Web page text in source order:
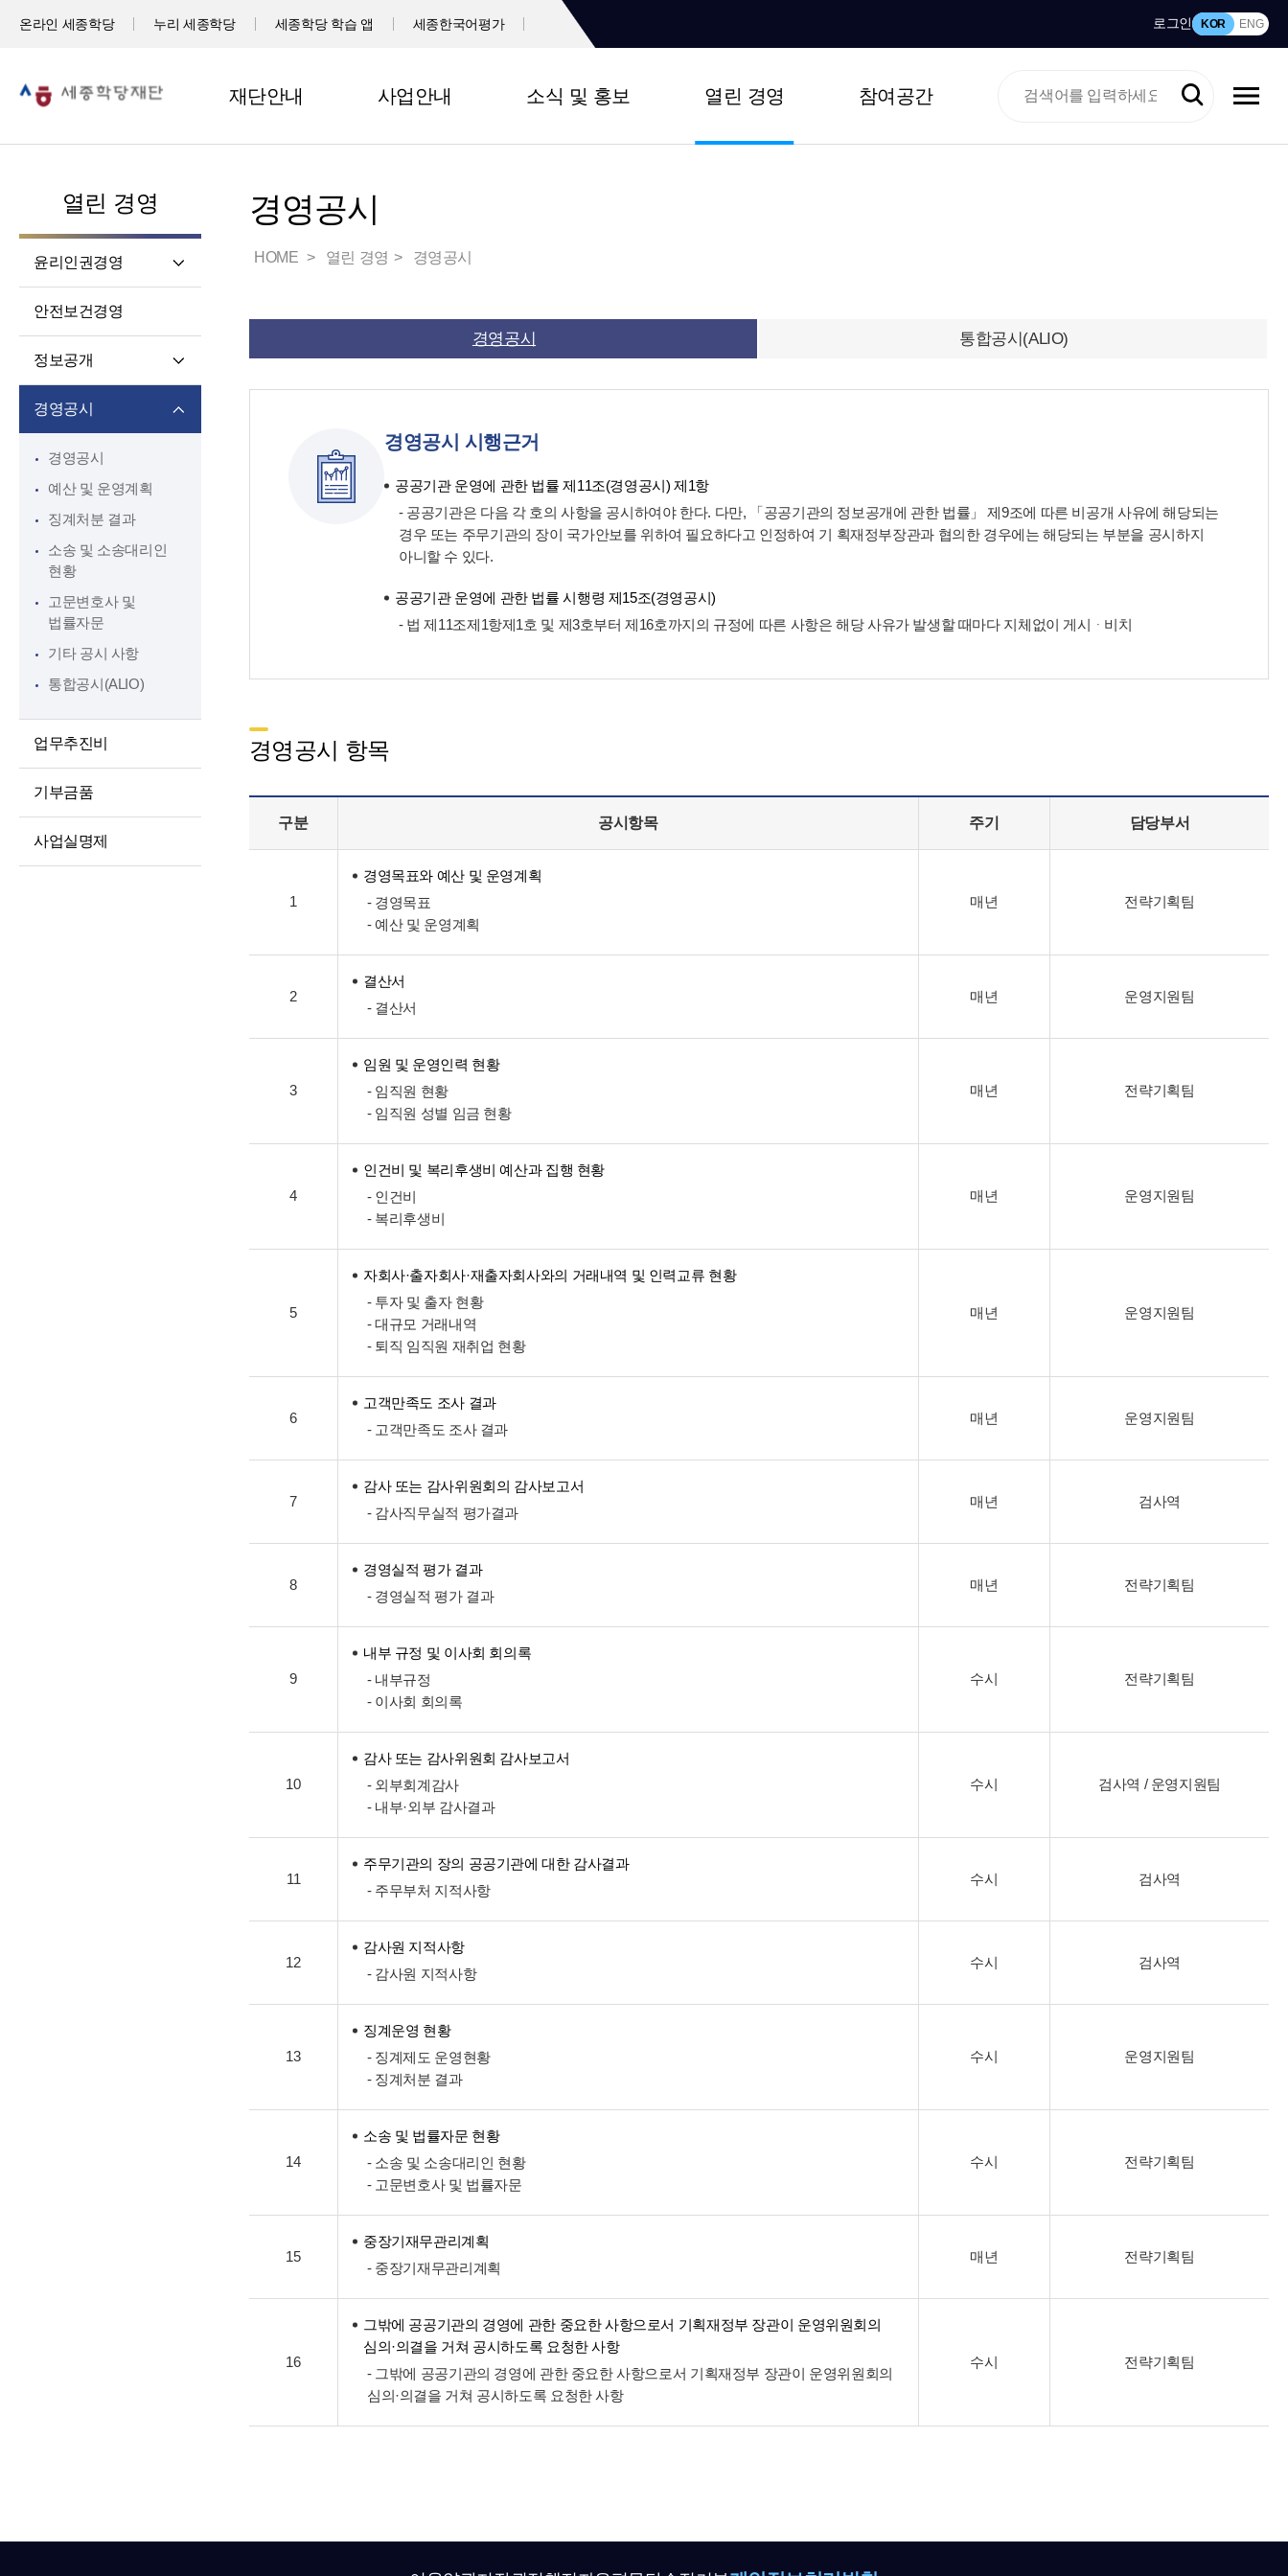
온라인 세종학당 누리 세종학당 세종학당 학습 앱 세종한국어평가 로그인 KOR ENG
재단안내 사업안내 소식 및 홍보 열린 경영 참여공간
열린 경영
윤리인권경영
고객서비스 헌장
윤리 자가 진단
재단 청렴 실천 결의문
인권경영
윤리인권경영 활동
청렴포털부패신고
익명부패신고
(레드휘슬)
청렴포털공익신고
갑질피해신고
안전보건경영
정보공개
처리절차
정보공개방법
불복구제절차
비공개세부기준
공공데이터 개방
경영공시
경영공시
예산 및 운영계획
징계처분 결과
소송 및 소송대리인
현황
고문변호사 및
법률자문
기타 공시 사항
통합공시(ALIO)
업무추진비
기부금품
사업실명제
경영공시
HOME 열린 경영 경영공시
경영공시 통합공시(ALIO)
경영공시 시행근거
공공기관 운영에 관한 법률 제11조(경영공시) 제1항
- 공공기관은 다음 각 호의 사항을 공시하여야 한다. 다만, 「공공기관의 정보공개에 관한 법률」 제9조에 따른 비공개 사유에 해당되는
경우 또는 주무기관의 장이 국가안보를 위하여 필요하다고 인정하여 기 획재정부장관과 협의한 경우에는 해당되는 부분을 공시하지
아니할 수 있다.
공공기관 운영에 관한 법률 시행령 제15조(경영공시)
- 법 제11조제1항제1호 및 제3호부터 제16호까지의 규정에 따른 사항은 해당 사유가 발생할 때마다 지체없이 게시ᆞ비치
경영공시 항목
구분 공시항목 주기 담당부서
1
경영목표와 예산 및 운영계획
- 경영목표
- 예산 및 운영계획
매년 전략기획팀
2
결산서
- 결산서
매년 운영지원팀
3
임원 및 운영인력 현황
- 임직원 현황
- 임직원 성별 임금 현황
매년 전략기획팀
4
인건비 및 복리후생비 예산과 집행 현황
- 인건비
- 복리후생비
매년 운영지원팀
5
자회사·출자회사·재출자회사와의 거래내역 및 인력교류 현황
- 투자 및 출자 현황
- 대규모 거래내역
- 퇴직 임직원 재취업 현황
매년 운영지원팀
6
고객만족도 조사 결과
- 고객만족도 조사 결과
매년 운영지원팀
7
감사 또는 감사위원회의 감사보고서
- 감사직무실적 평가결과
매년 검사역
8
경영실적 평가 결과
- 경영실적 평가 결과
매년 전략기획팀
9
내부 규정 및 이사회 회의록
- 내부규정
- 이사회 회의록
수시 전략기획팀
10
감사 또는 감사위원회 감사보고서
- 외부회계감사
- 내부·외부 감사결과
수시 검사역 / 운영지원팀
11
주무기관의 장의 공공기관에 대한 감사결과
- 주무부처 지적사항
수시 검사역
12
감사원 지적사항
- 감사원 지적사항
수시 검사역
13
징계운영 현황
- 징계제도 운영현황
- 징계처분 결과
수시 운영지원팀
14
소송 및 법률자문 현황
- 소송 및 소송대리인 현황
- 고문변호사 및 법률자문
수시 전략기획팀
15
중장기재무관리계획
- 중장기재무관리계획
매년 전략기획팀
16
그밖에 공공기관의 경영에 관한 중요한 사항으로서 기획재정부 장관이 운영위원회의
심의·의결을 거쳐 공시하도록 요청한 사항
- 그밖에 공공기관의 경영에 관한 중요한 사항으로서 기획재정부 장관이 운영위원회의
심의·의결을 거쳐 공시하도록 요청한 사항
수시 전략기획팀